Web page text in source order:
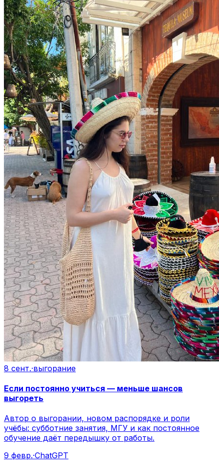
8 сент.·выгорание
Если постоянно учиться — меньше шансов
выгореть
Автор о выгорании, новом распорядке и роли
учёбы: субботние занятия, МГУ и как постоянное
обучение даёт передышку от работы.
9 февр.·ChatGPT